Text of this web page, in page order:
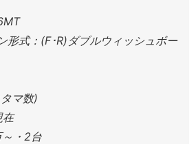
形式：(F･R)ダブルウィッシュボー
マ数)
在
・2台